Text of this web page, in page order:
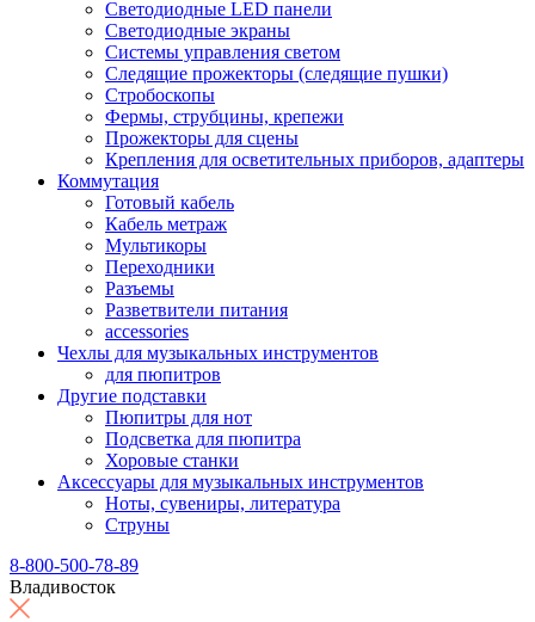
Светодиодные LED панели
Светодиодные экраны
Системы управления светом
Следящие прожекторы (следящие пушки)
Стробоскопы
Фермы, струбцины, крепежи
Прожекторы для сцены
Крепления для осветительных приборов, адаптеры
Коммутация
Готовый кабель
Кабель метраж
Мультикоры
Переходники
Разъемы
Разветвители питания
accessories
Чехлы для музыкальных инструментов
для пюпитров
Другие подставки
Пюпитры для нот
Подсветка для пюпитра
Хоровые станки
Аксессуары для музыкальных инструментов
Ноты, сувениры, литература
Струны
8-800-500-78-89
Владивосток